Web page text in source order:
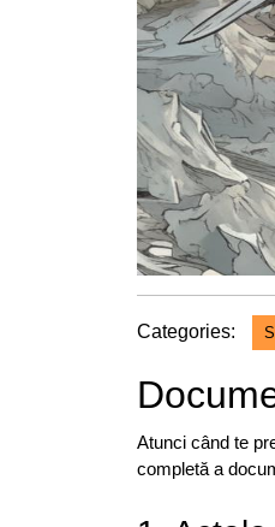
Categories:
Atunci când te
completă a